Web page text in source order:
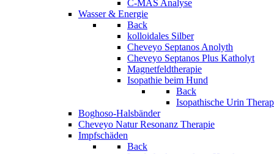
C-MAS Analyse
Wasser & Energie
Back
kolloidales Silber
Cheveyo Septanos Anolyth
Cheveyo Septanos Plus Katholyt
Magnetfeldtherapie
Isopathie beim Hund
Back
Isopathische Urin
Boghoso-Halsbänder
Cheveyo Natur Resonanz Therapie
Impfschäden
Back